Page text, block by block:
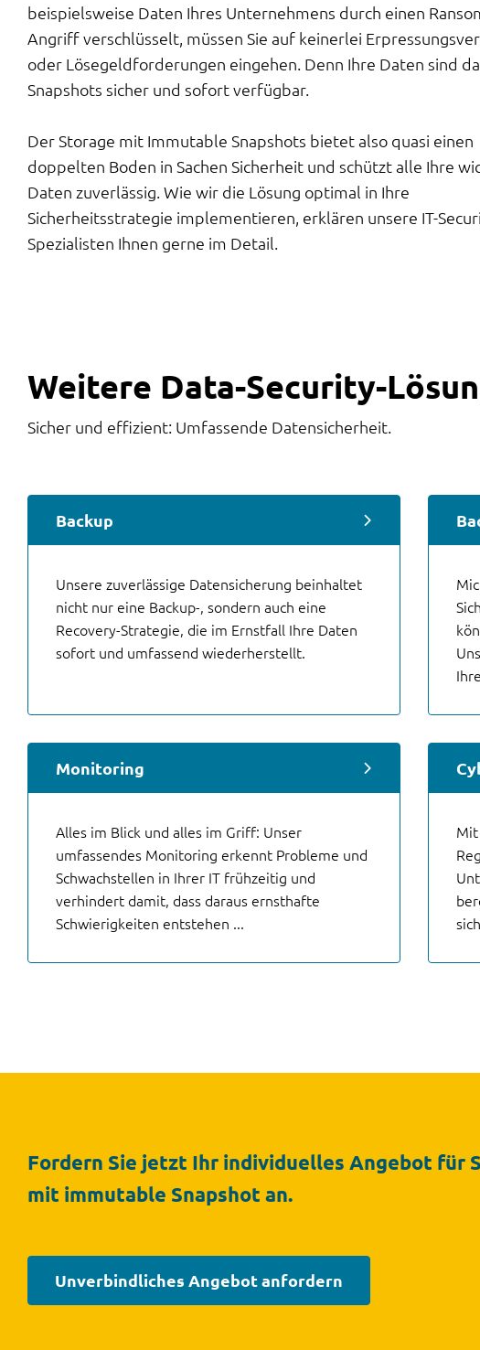
beispielsweise Daten Ihres Unternehmens durch einen
Angriff verschlüsselt, müssen Sie auf keinerlei
oder Lösegeldforderungen eingehen. Denn Ihre Daten sind
Snapshots sicher und sofort verfügbar.
Der Storage mit Immutable Snapshots bietet also quasi einen
doppelten Boden in Sachen Sicherheit und schützt alle Ihre
Daten zuverlässig. Wie wir die Lösung optimal in Ihre
Sicherheitsstrategie implementieren, erklären unsere IT-
Spezialisten Ihnen gerne im Detail.
Weitere Data-Security-
Sicher und effizient: Umfassende Datensicherheit.
Backup
Unsere zuverlässige Datensicherung beinhaltet
nicht nur eine Backup-, sondern auch eine
Recovery-Strategie, die im Ernstfall Ihre Daten
sofort und umfassend wiederherstellt.
Monitoring
Alles im Blick und alles im Griff: Unser
umfassendes Monitoring erkennt Probleme und
Schwachstellen in Ihrer IT frühzeitig und
verhindert damit, dass daraus ernsthafte
Schwierigkeiten entstehen ...
Fordern Sie jetzt Ihr individuelles Angebot für
mit immutable Snapshot an.
Unverbindliches Angebot anfordern